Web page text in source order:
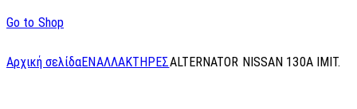
Go to Shop
Αρχική σελίδαΕΝΑΛΛΑΚΤΗΡΕΣALTERNATOR NISSAN 130A IMIT.